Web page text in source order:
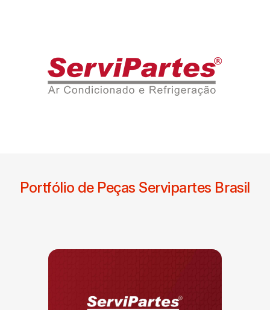
Portfólio de Peças Servipartes Brasil